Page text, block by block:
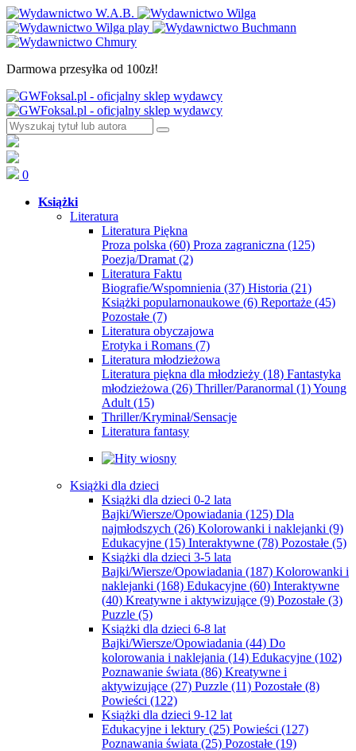
Darmowa przesyłka od 100zł!
0
Książki
Literatura
Literatura Piękna
Proza polska (60) Proza zagraniczna (125)
Poezja/Dramat (2)
Literatura Faktu
Biografie/Wspomnienia (37) Historia (21)
Książki popularnonaukowe (6) Reportaże (45)
Pozostałe (7)
Literatura obyczajowa
Erotyka i Romans (7)
Literatura młodzieżowa
Literatura piękna dla młodzieży (18) Fantastyka
młodzieżowa (26) Thriller/Paranormal (1)Young
Adult (15)
Thriller/Kryminał/Sensacje
Literatura fantasy
Książki dla dzieci
Książki dla dzieci 0-2 lata
Bajki/Wiersze/Opowiadania (125) Dla
najmłodszych (26) Kolorowanki i naklejanki (9)
Edukacyjne (15) Interaktywne (78) Pozostałe (5)
Książki dla dzieci 3-5 lata
Bajki/Wiersze/Opowiadania (187) Kolorowanki i
naklejanki (168) Edukacyjne (60) Interaktywne
(40) Kreatywne i aktywizujące (9) Pozostałe (3)
Puzzle (5)
Książki dla dzieci 6-8 lat
Bajki/Wiersze/Opowiadania (44) Do
kolorowania i naklejania (14) Edukacyjne (102)
Poznawanie świata (86) Kreatywne i
aktywizujące (27) Puzzle (11) Pozostałe (8)
Powieści (122)
Książki dla dzieci 9-12 lat
Edukacyjne i lektury (25) Powieści (127)
Poznawania świata (25) Pozostałe (19)